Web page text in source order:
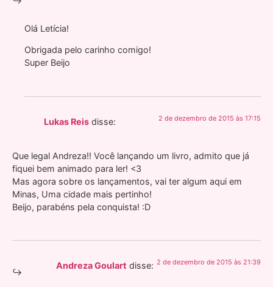
Olá Letícia!
Obrigada pelo carinho comigo!
Super Beijo
Lukas Reis disse: 2 de dezembro de 2015 às 17:15
Que legal Andreza!! Você lançando um livro, admito que já
fiquei bem animado para ler! <3
Mas agora sobre os lançamentos, vai ter algum aqui em
Minas, Uma cidade mais pertinho!
Beijo, parabéns pela conquista! :D
Andreza Goulart disse: 2 de dezembro de 2015 às 21:39